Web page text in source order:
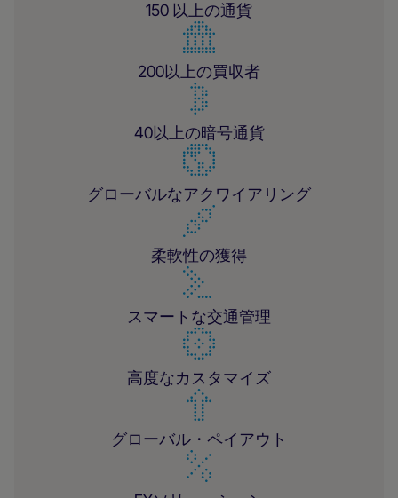
150 以上の通貨
200以上の買収者
40以上の暗号通貨
グローバルなアクワイアリング
柔軟性の獲得
スマートな交通管理
高度なカスタマイズ
グローバル・ペイアウト